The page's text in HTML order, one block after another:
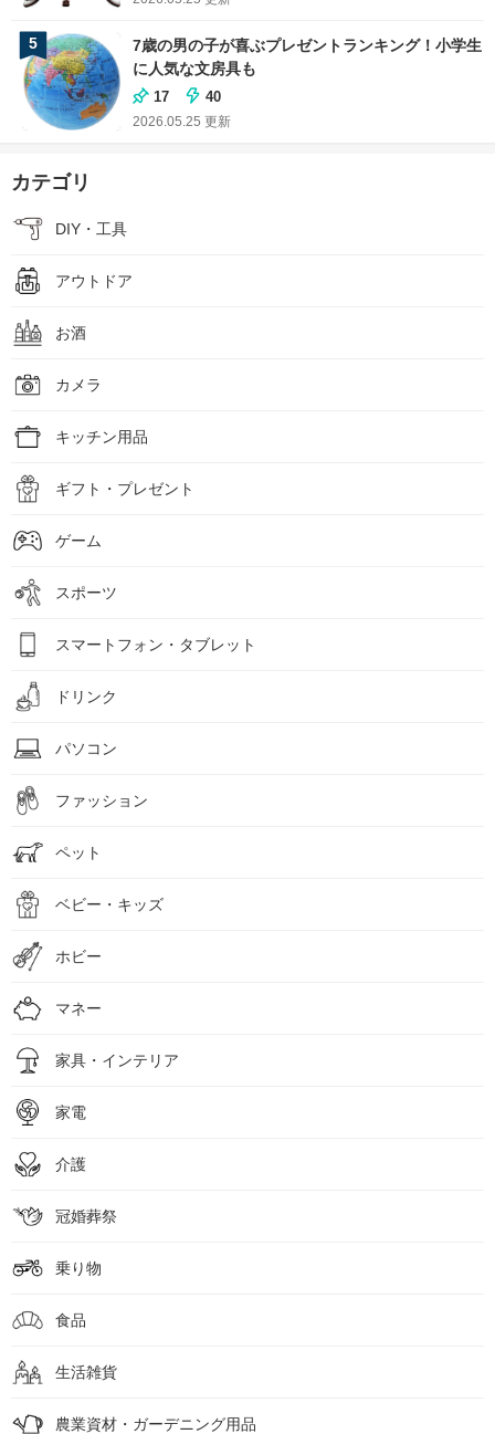
5
7歳の男の子が喜ぶプレゼントランキング！小学生
に人気な文房具も
17 40
2026.05.25 更新
カテゴリ
DIY・工具
アウトドア
お酒
カメラ
キッチン用品
ギフト・プレゼント
ゲーム
スポーツ
スマートフォン・タブレット
ドリンク
パソコン
ファッション
ペット
ベビー・キッズ
ホビー
マネー
家具・インテリア
家電
介護
冠婚葬祭
乗り物
食品
生活雑貨
農業資材・ガーデニング用品